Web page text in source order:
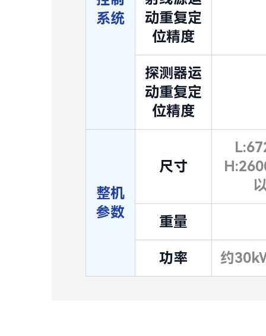
系统
动重复定
位精度
探测器运
动重复定
位精度
整机
参数
尺寸
重量
功率 约